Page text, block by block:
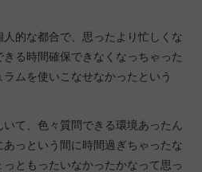
的な都合で、思ったより忙しくな
る時間確保できなくなっちゃった
ムを使いこなせなかったという
て、色々質問できる環境あったん
っという間に時間過ぎちゃったな
ともったいなかったかなって思っ